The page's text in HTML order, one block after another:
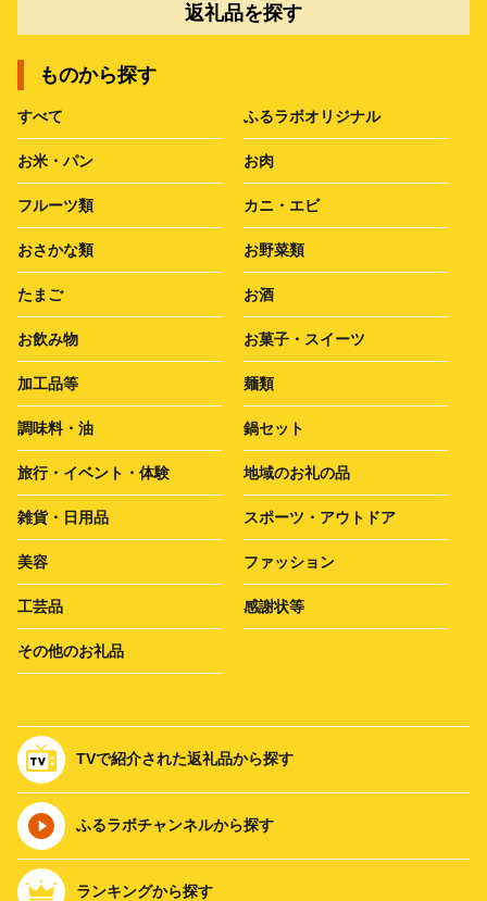
返礼品を探す
ものから探す
すべて ふるラボオリジナル
お米・パン お肉
フルーツ類 カニ・エビ
おさかな類 お野菜類
たまご お酒
お飲み物 お菓子・スイーツ
加工品等 麺類
調味料・油 鍋セット
旅行・イベント・体験 地域のお礼の品
雑貨・日用品 スポーツ・アウトドア
美容 ファッション
工芸品 感謝状等
その他のお礼品
TVで紹介された返礼品から探す
ふるラボチャンネルから探す
ランキングから探す